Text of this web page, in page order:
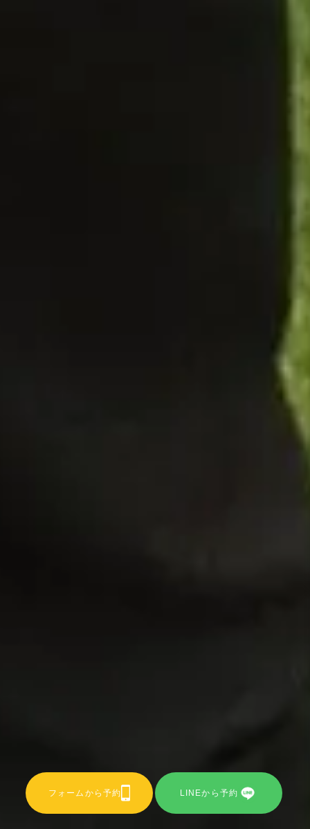
LINEから予約
フォームから予約